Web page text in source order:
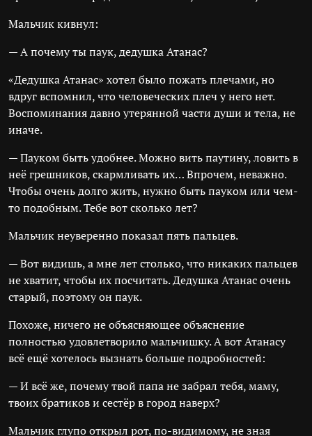
Мальчик кивнул:
— А почему ты паук, дедушка Атанас?
«Дедушка Атанас» хотел было пожать плечами, но
вдруг вспомнил, что человеческих плеч у него нет.
Воспоминания давно утерянной части души и тела, не
иначе.
— Пауком быть удобнее. Можно вить паутину, ловить в
неё грешников, скармливать их… Впрочем, неважно.
Чтобы очень долго жить, нужно быть пауком или чем-
то подобным. Тебе вот сколько лет?
Мальчик неуверенно показал пять пальцев.
— Вот видишь, а мне лет столько, что никаких пальцев
не хватит, чтобы их посчитать. Дедушка Атанас очень
старый, поэтому он паук.
Похоже, ничего не объясняющее объяснение
полностью удовлетворило мальчишку. А вот Атанасу
всё ещё хотелось вызнать больше подробностей:
— И всё же, почему твой папа не забрал тебя, маму,
твоих братиков и сестёр в город наверх?
Мальчик глупо открыл рот, по-видимому, не зная